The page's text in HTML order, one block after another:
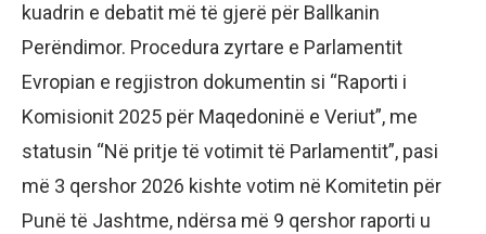
kuadrin e debatit më të gjerë për Ballkanin
Perëndimor. Procedura zyrtare e Parlamentit
Evropian e regjistron dokumentin si “Raporti i
Komisionit 2025 për Maqedoninë e Veriut”, me
statusin “Në pritje të votimit të Parlamentit”, pasi
më 3 qershor 2026 kishte votim në Komitetin për
Punë të Jashtme, ndërsa më 9 qershor raporti u